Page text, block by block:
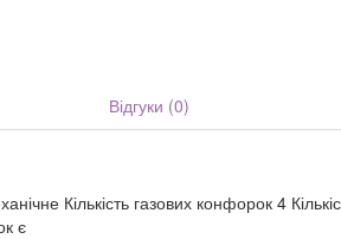
Відгуки (0)
Кількість газових конфорок 4
є